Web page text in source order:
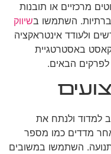
מרכזיים או תובנות
השתמשו בשיווק
ולעודד אינטראקציה
באסטרטגיית
לפרקים הבאים.
למדוד ולנתח את
מדדים כמו מספר
השתמשו במשובים